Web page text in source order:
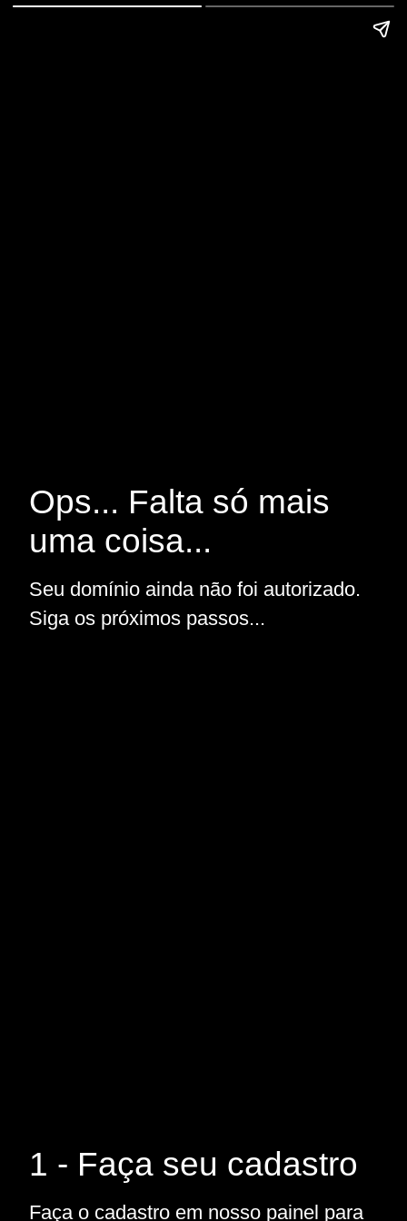
Ops... Falta só mais
uma coisa...
Seu domínio ainda não foi autorizado.
Siga os próximos passos...
1 - Faça seu cadastro
Faça o cadastro em nosso painel para